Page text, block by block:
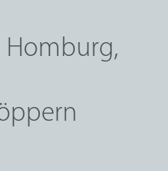
Homburg,